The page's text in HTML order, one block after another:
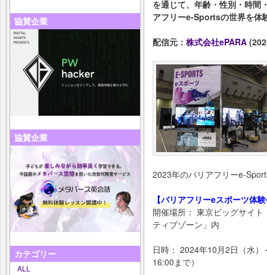
協賛企業
協賛企業
カテゴリー
ALL
を通じて、年齢・性別・時間
アフリーe-Sportsの世界を体
配信元： 株式会社ePARA
2023年のバリアフリーe-
【バリアフリーeスポーツ体
開催場所： 東京ビッグサイ
ティブゾーン」内
日時： 2024年10月2日（水
16:00まで）